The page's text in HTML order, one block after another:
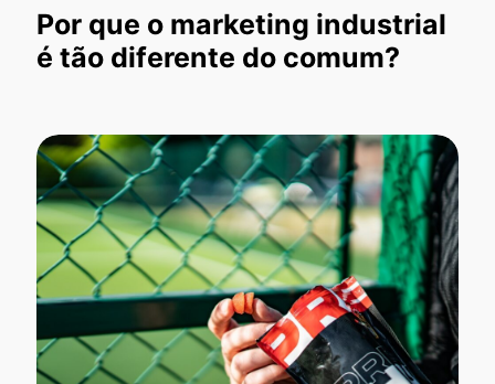
Por que o marketing industrial
é tão diferente do comum?